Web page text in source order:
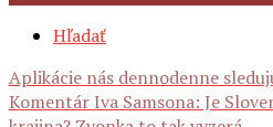
SECONDARY
Hľadať
Aplikácie nás dennodenne
Komentár Iva Samsona: Je